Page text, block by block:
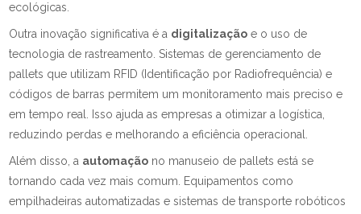
ecológicas.
Outra inovação significativa é a digitalização e o uso de
tecnologia de rastreamento. Sistemas de gerenciamento de
pallets que utilizam RFID (Identificação por Radiofrequência) e
códigos de barras permitem um monitoramento mais preciso e
em tempo real. Isso ajuda as empresas a otimizar a logística,
reduzindo perdas e melhorando a eficiência operacional.
Além disso, a automação no manuseio de pallets está se
tornando cada vez mais comum. Equipamentos como
empilhadeiras automatizadas e sistemas de transporte robóticos